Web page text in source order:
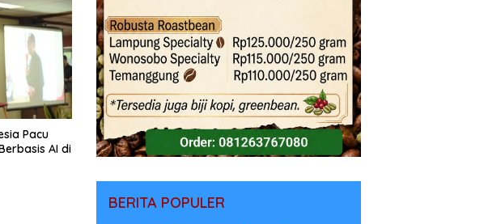
Pacu
AI di
BERITA POPULER